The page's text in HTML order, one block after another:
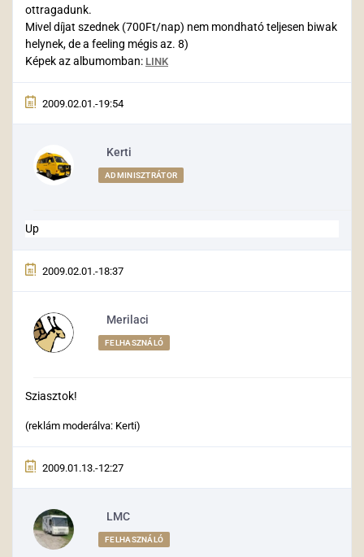
ottragadunk.
Mivel díjat szednek (700Ft/nap) nem mondható teljesen biwak
helynek, de a feeling mégis az. 8)
Képek az albumomban: LINK
2009.02.01.-19:54
Kerti
ADMINISZTRÁTOR
Up
2009.02.01.-18:37
Merilaci
FELHASZNÁLÓ
Sziasztok!
(reklám moderálva: Kerti)
2009.01.13.-12:27
LMC
FELHASZNÁLÓ